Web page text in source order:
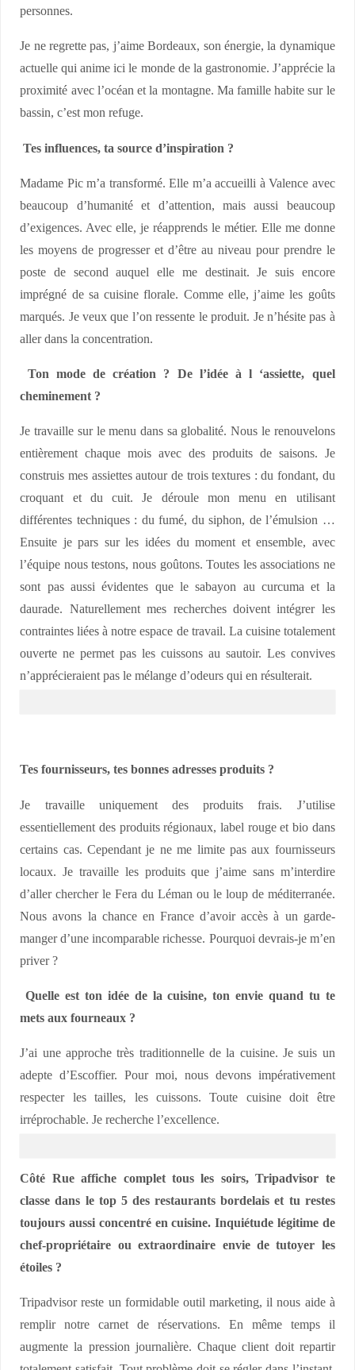
personnes.
Je ne regrette pas, j’aime Bordeaux, son énergie, la dynamique
actuelle qui anime ici le monde de la gastronomie. J’apprécie la
proximité avec l’océan et la montagne. Ma famille habite sur le
bassin, c’est mon refuge.
Tes influences, ta source d’inspiration ?
Madame Pic m’a transformé. Elle m’a accueilli à Valence avec
beaucoup d’humanité et d’attention, mais aussi beaucoup
d’exigences. Avec elle, je réapprends le métier. Elle me donne
les moyens de progresser et d’être au niveau pour prendre le
poste de second auquel elle me destinait. Je suis encore
imprégné de sa cuisine florale. Comme elle, j’aime les goûts
marqués. Je veux que l’on ressente le produit. Je n’hésite pas à
aller dans la concentration.
Ton mode de création ? De l’idée à l ‘assiette, quel
cheminement ?
Je travaille sur le menu dans sa globalité. Nous le renouvelons
entièrement chaque mois avec des produits de saisons. Je
construis mes assiettes autour de trois textures : du fondant, du
croquant et du cuit. Je déroule mon menu en utilisant
différentes techniques : du fumé, du siphon, de l’émulsion …
Ensuite je pars sur les idées du moment et ensemble, avec
l’équipe nous testons, nous goûtons. Toutes les associations ne
sont pas aussi évidentes que le sabayon au curcuma et la
daurade. Naturellement mes recherches doivent intégrer les
contraintes liées à notre espace de travail. La cuisine totalement
ouverte ne permet pas les cuissons au sautoir. Les convives
n’apprécieraient pas le mélange d’odeurs qui en résulterait.
Tes fournisseurs, tes bonnes adresses produits ?
Je travaille uniquement des produits frais. J’utilise
essentiellement des produits régionaux, label rouge et bio dans
certains cas. Cependant je ne me limite pas aux fournisseurs
locaux. Je travaille les produits que j’aime sans m’interdire
d’aller chercher le Fera du Léman ou le loup de méditerranée.
Nous avons la chance en France d’avoir accès à un garde-
manger d’une incomparable richesse. Pourquoi devrais-je m’en
priver ?
Quelle est ton idée de la cuisine, ton envie quand tu te
mets aux fourneaux ?
J’ai une approche très traditionnelle de la cuisine. Je suis un
adepte d’Escoffier. Pour moi, nous devons impérativement
respecter les tailles, les cuissons. Toute cuisine doit être
irréprochable. Je recherche l’excellence.
Côté Rue affiche complet tous les soirs, Tripadvisor te
classe dans le top 5 des restaurants bordelais et tu restes
toujours aussi concentré en cuisine. Inquiétude légitime de
chef-propriétaire ou extraordinaire envie de tutoyer les
étoiles ?
Tripadvisor reste un formidable outil marketing, il nous aide à
remplir notre carnet de réservations. En même temps il
augmente la pression journalière. Chaque client doit repartir